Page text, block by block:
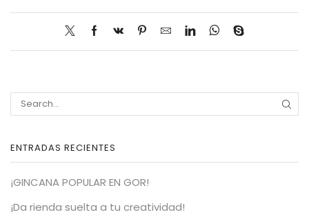
ENTRADAS RECIENTES
¡GINCANA POPULAR EN GOR!
¡Da rienda suelta a tu creatividad!